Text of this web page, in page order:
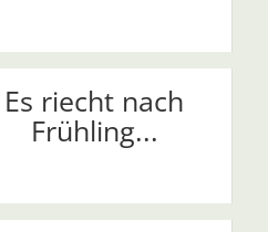
Es riecht nach
Frühling...